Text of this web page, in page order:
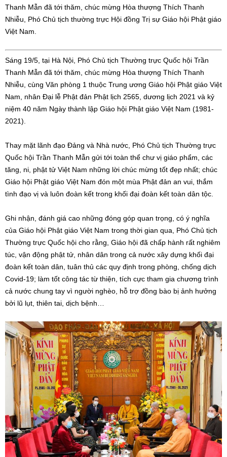
Thanh Mẫn đã tới thăm, chúc mừng Hòa thượng Thích Thanh
Nhiễu, Phó Chủ tịch thường trực Hội đồng Trị sự Giáo hội Phật giáo
Việt Nam.
Sáng 19/5, tại Hà Nội, Phó Chủ tịch Thường trực Quốc hội Trần
Thanh Mẫn đã tới thăm, chúc mừng Hòa thượng Thích Thanh
Nhiễu, cùng Văn phòng 1 thuộc Trung ương Giáo hội Phật giáo Việt
Nam, nhân Đại lễ Phật đản Phật lịch 2565, dương lịch 2021 và kỷ
niệm 40 năm Ngày thành lập Giáo hội Phật giáo Việt Nam (1981-
2021).
Thay mặt lãnh đạo Đảng và Nhà nước, Phó Chủ tịch Thường trực
Quốc hội Trần Thanh Mẫn gửi tới toàn thể chư vị giáo phẩm, các
tăng, ni, phật tử Việt Nam những lời chúc mừng tốt đẹp nhất; chúc
Giáo hội Phật giáo Việt Nam đón một mùa Phật đản an vui, thắm
tình đạo vị và luôn đoàn kết trong khối đại đoàn kết toàn dân tộc.
Ghi nhận, đánh giá cao những đóng góp quan trọng, có ý nghĩa
của Giáo hội Phật giáo Việt Nam trong thời gian qua, Phó Chủ tịch
Thường trực Quốc hội cho rằng, Giáo hội đã chấp hành rất nghiêm
túc, vận động phật tử, nhân dân trong cả nước xây dựng khối đại
đoàn kết toàn dân, tuân thủ các quy định trong phòng, chống dịch
Covid-19; làm tốt công tác từ thiện, tích cực tham gia chương trình
cả nước chung tay vì người nghèo, hỗ trợ đồng bào bị ảnh hưởng
bởi lũ lụt, thiên tai, dịch bệnh…